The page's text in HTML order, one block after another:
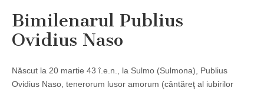
Bimilenarul Publius
Ovidius Naso
Născut la 20 martie 43 î.e.n., la Sulmo (Sulmona), Publius
Ovidius Naso, tenerorum lusor amorum (cântăreţ al iubirilor